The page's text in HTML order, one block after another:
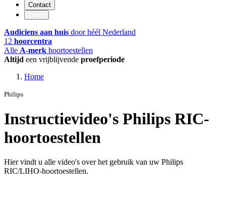
Contact
Audiciens aan huis door héél Nederland
12 hoorcentra
Alle A-merk hoortoestellen
Altijd een vrijblijvende proefperiode
Home
Philips
Instructievideo's Philips RIC-
hoortoestellen
Hier vindt u alle video's over het gebruik van uw Philips
RIC/LIHO-hoortoestellen.